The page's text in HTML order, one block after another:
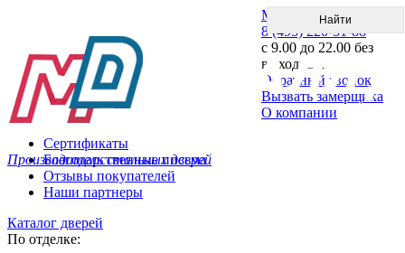
Производитель стальных дверей
Меню
8 (495) 220-51-88
с 9.00 до 22.00 без
выходных
Обратный звонок
Вызвать замерщика
О компании
Сертификаты
Благодарственные письма
Отзывы покупателей
Наши партнеры
Каталог дверей
По отделке: